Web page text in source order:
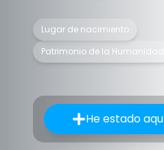
Lugar de nacimiento
Patrimonio de la Humanidad
He estado